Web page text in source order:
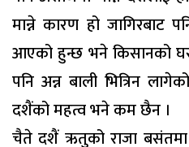
मान्ने कारण हो जागिरबाट
आएको हुन्छ भने किसानको
पनि अन्न बाली भित्रिन
दशैंको महत्व भने कम छैन ।
चैते दशैं ऋतुको राजा